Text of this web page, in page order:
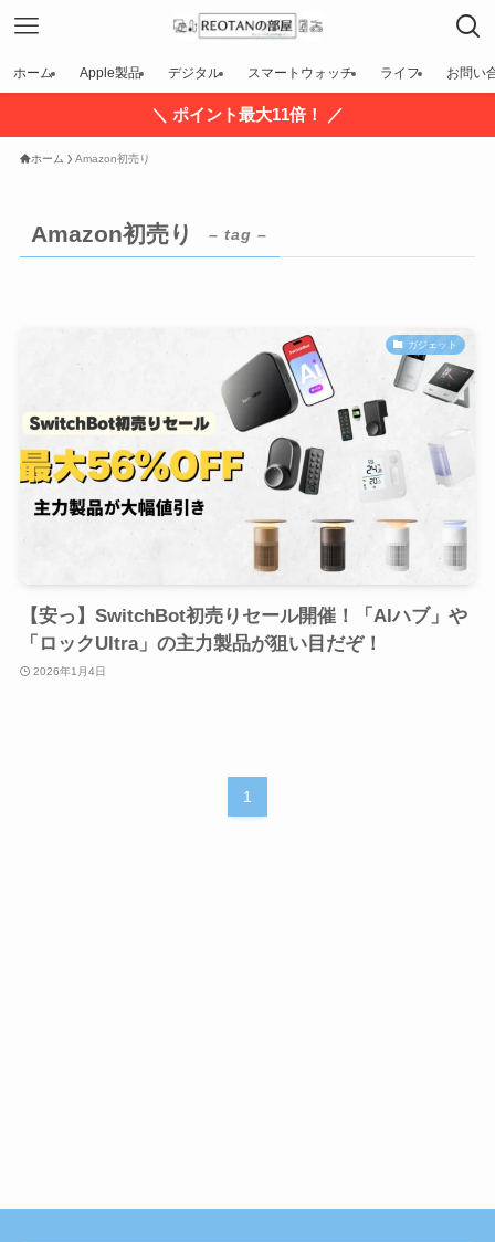
ホーム Apple製品 デジタル スマートウォッチ ライフ お問い
＼ ポイント最大11倍！ ／
ホーム Amazon初売り
Amazon初売り – tag –
ガジェット
【安っ】SwitchBot初売りセール開催！「AIハブ」や
「ロックUltra」の主力製品が狙い目だぞ！
2026年1月4日
1